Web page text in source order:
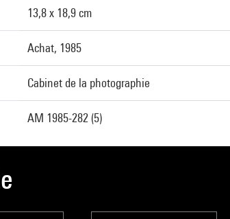
13,8 x 18,9 cm
Achat, 1985
Cabinet de la photographie
AM 1985-282 (5)